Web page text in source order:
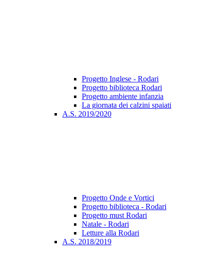
Progetto Inglese - Rodari
Progetto biblioteca Rodari
Progetto ambiente infanzia
La giornata dei calzini spaiati
A.S. 2019/2020
Progetto Onde e Vortici
Progetto biblioteca - Rodari
Progetto must Rodari
Natale - Rodari
Letture alla Rodari
A.S. 2018/2019